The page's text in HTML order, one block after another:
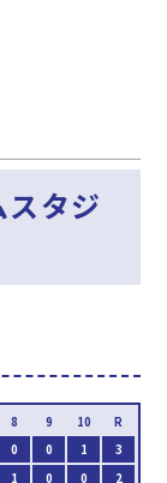
タジ
0 0 1
3
1 0 0 2